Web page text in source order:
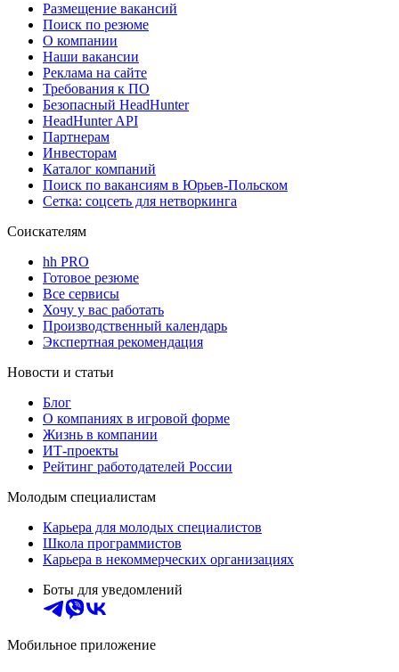
Размещение вакансий
Поиск по резюме
О компании
Наши вакансии
Реклама на сайте
Требования к ПО
Безопасный HeadHunter
HeadHunter API
Партнерам
Инвесторам
Каталог компаний
Поиск по вакансиям в Юрьев-Польском
Сетка: соцсеть для нетворкинга
Соискателям
hh PRO
Готовое резюме
Все сервисы
Хочу у вас работать
Производственный календарь
Экспертная рекомендация
Новости и статьи
Блог
О компаниях в игровой форме
Жизнь в компании
ИТ-проекты
Рейтинг работодателей России
Молодым специалистам
Карьера для молодых специалистов
Школа программистов
Карьера в некоммерческих организациях
Боты для уведомлений
Мобильное приложение